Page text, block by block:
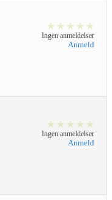
★ ★ ★ ★ ★
Ingen anmeldelser
Anmeld
★ ★ ★ ★ ★
Ingen anmeldelser
Anmeld